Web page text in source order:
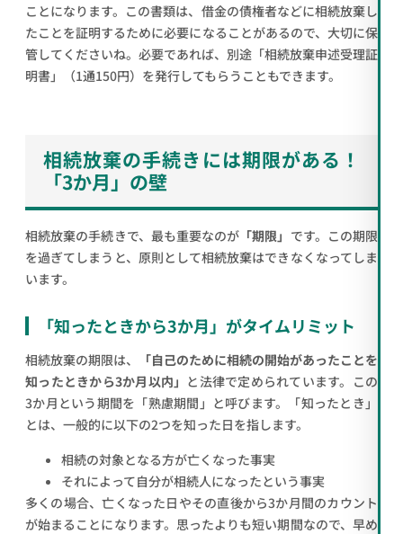
ことになります。この書類は、借金の債権者などに相続放棄し
たことを証明するために必要になることがあるので、大切に保
管してくださいね。必要であれば、別途「相続放棄申述受理証
明書」（1通150円）を発行してもらうこともできます。
相続放棄の手続きには期限がある！
「3か月」の壁
相続放棄の手続きで、最も重要なのが 「期限」 です。この期限
を過ぎてしまうと、原則として相続放棄はできなくなってしま
います。
「知ったときから3か月」がタイムリミット
相続放棄の期限は、
「自己のために相続の開始があったことを
知ったときから3か月以内」 と法律で定められています。この
3か月という期間を「熟慮期間」と呼びます。「知ったとき」
とは、一般的に以下の2つを知った日を指します。
相続の対象となる方が亡くなった事実
それによって自分が相続人になったという事実
多くの場合、亡くなった日やその直後から3か月間のカウント
が始まることになります。思ったよりも短い期間なので、早め